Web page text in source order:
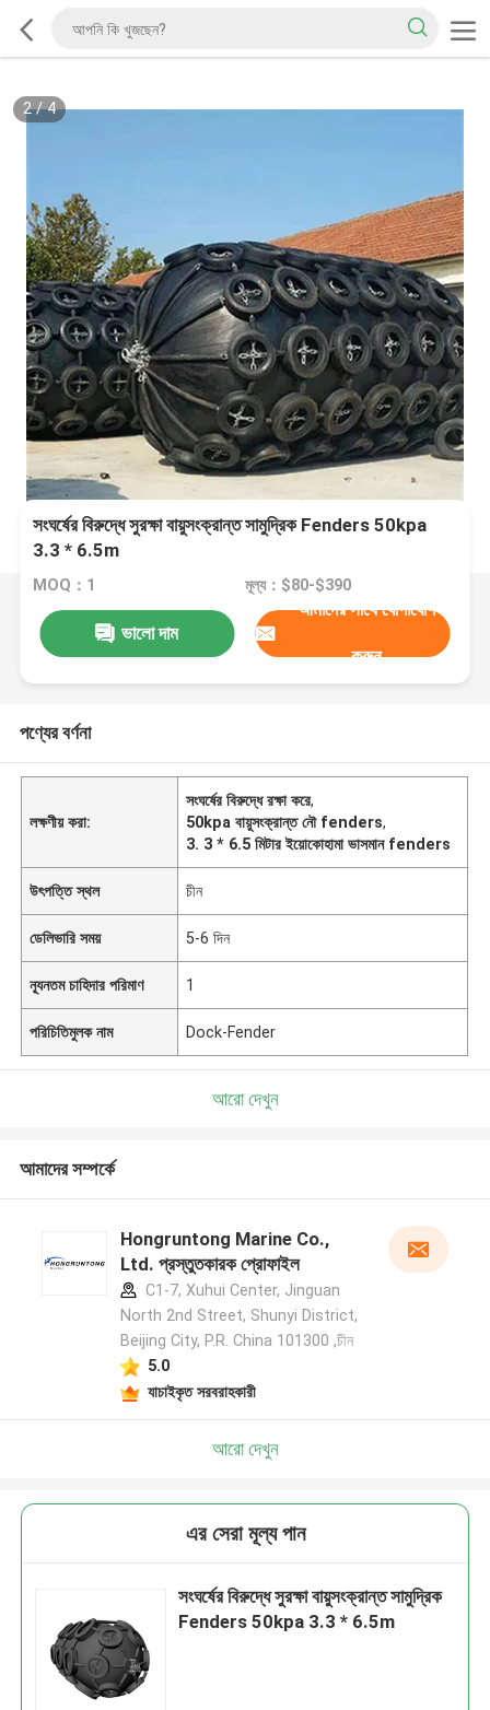
2/4
সংঘর্ষের বিরুদ্ধে সুরক্ষা বায়ুসংক্রান্ত সামুদ্রিক Fenders 50kpa
3.3 * 6.5m
MOQ：1 মূল্য：$80-$390
ভালো দাম
আমাদের সাথে যোগাযোগ
করুন
পণ্যের বর্ণনা
লক্ষণীয় করা:
সংঘর্ষের বিরুদ্ধে রক্ষা করে,
50kpa বায়ুসংক্রান্ত নৌ fenders,
3. 3 * 6.5 মিটার ইয়োকোহামা ভাসমান fenders
উৎপত্তি স্থল চীন
ডেলিভারি সময় 5-6 দিন
ন্যূনতম চাহিদার পরিমাণ 1
পরিচিতিমুলক নাম Dock-Fender
আরো দেখুন
আমাদের সম্পর্কে
Hongruntong Marine Co.,
Ltd. প্রস্তুতকারক প্রোফাইল
C1-7, Xuhui Center, Jinguan
North 2nd Street, Shunyi District,
Beijing City, P.R. China 101300 ,চীন
5.0
যাচাইকৃত সরবরাহকারী
আরো দেখুন
এর সেরা মূল্য পান
সংঘর্ষের বিরুদ্ধে সুরক্ষা বায়ুসংক্রান্ত সামুদ্রিক
Fenders 50kpa 3.3 * 6.5m